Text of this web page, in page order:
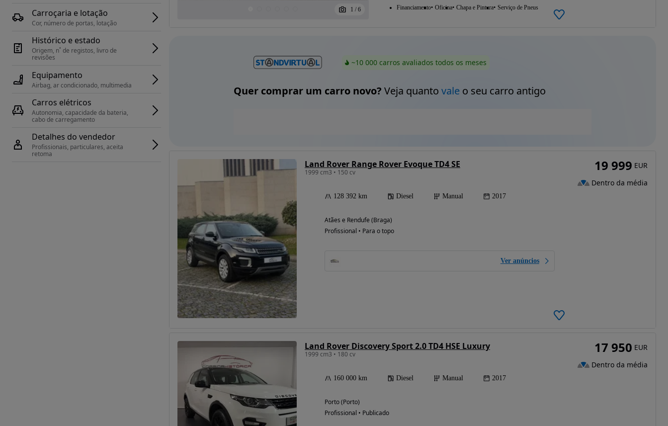
Carroçaria e lotação
Cor, número de portas, lotação
Histórico e estado
Origem, n˚ de registos, livro de
revisões
Equipamento
Airbag, ar condicionado, multimedia
Carros elétricos
Autonomia, capacidade da bateria,
cabo de carregamento
Detalhes do vendedor
Profissionais, particulares, aceita
retoma
1 / 6 Financiamento Oficina Chapa e Pintura Serviço de Pneus
~10 000 carros avaliados todos os meses
Quer comprar um carro novo? Veja quanto valeo seu carro antigo
Land Rover Range Rover Evoque TD4 SE
1999 cm3 • 150 cv
128 392 km Diesel Manual 2017
Atães e Rendufe (Braga)
Profissional • Para o topo
Ver anúncios
19 999 EUR
Dentro da média
Land Rover Discovery Sport 2.0 TD4 HSE Luxury
1999 cm3 • 180 cv
160 000 km Diesel Manual 2017
Porto (Porto)
Profissional • Publicado
17 950 EUR
Dentro da média